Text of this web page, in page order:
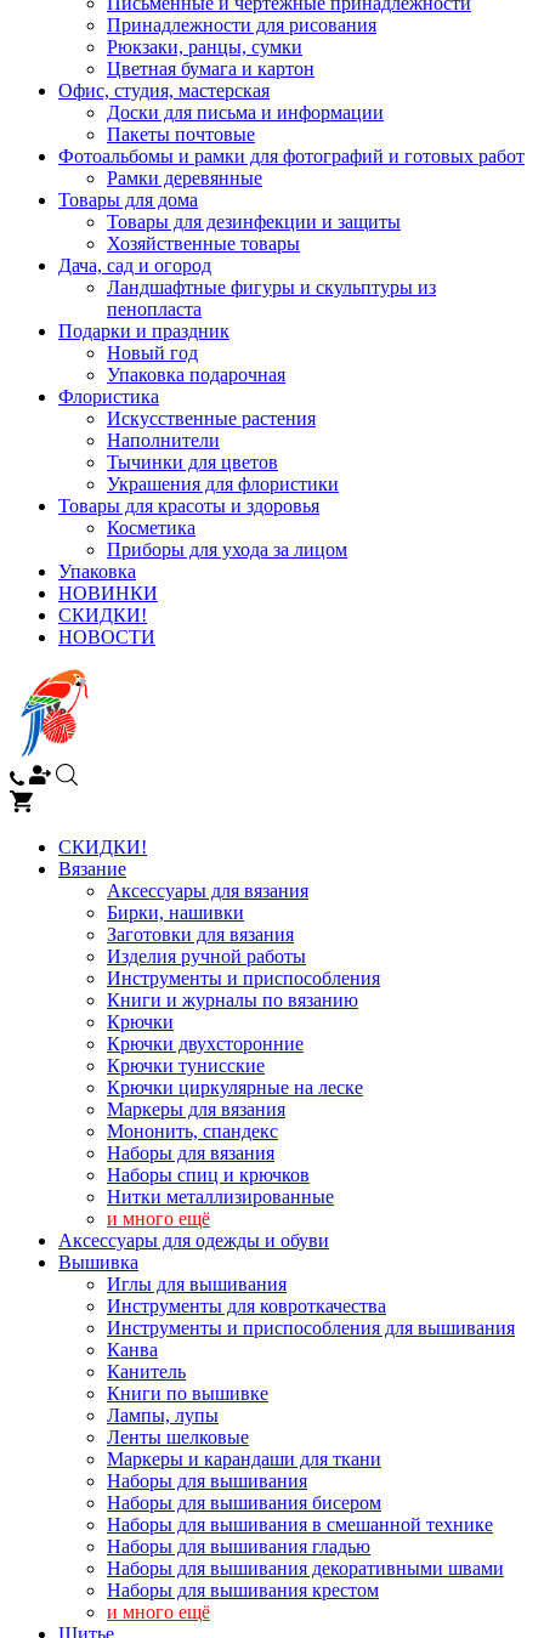
Принадлежности для рисования
Рюкзаки, ранцы, сумки
Цветная бумага и картон
Офис, студия, мастерская
Доски для письма и информации
Пакеты почтовые
Фотоальбомы и рамки для фотографий и готовых работ
Рамки деревянные
Товары для дома
Товары для дезинфекции и защиты
Хозяйственные товары
Дача, сад и огород
Ландшафтные фигуры и скульптуры из
пенопласта
Подарки и праздник
Новый год
Упаковка подарочная
Флористика
Искусственные растения
Наполнители
Тычинки для цветов
Украшения для флористики
Товары для красоты и здоровья
Косметика
Приборы для ухода за лицом
Упаковка
НОВИНКИ
СКИДКИ!
НОВОСТИ
СКИДКИ!
Вязание
Аксессуары для вязания
Бирки, нашивки
Заготовки для вязания
Изделия ручной работы
Инструменты и приспособления
Книги и журналы по вязанию
Крючки
Крючки двухсторонние
Крючки тунисские
Крючки циркулярные на леске
Маркеры для вязания
Мононить, спандекс
Наборы для вязания
Наборы спиц и крючков
Нитки металлизированные
и много ещё
Аксессуары для одежды и обуви
Вышивка
Иглы для вышивания
Инструменты для ковроткачества
Инструменты и приспособления для вышивания
Канва
Канитель
Книги по вышивке
Лампы, лупы
Ленты шелковые
Маркеры и карандаши для ткани
Наборы для вышивания
Наборы для вышивания бисером
Наборы для вышивания в смешанной технике
Наборы для вышивания гладью
Наборы для вышивания декоративными швами
Наборы для вышивания крестом
и много ещё
Шитье